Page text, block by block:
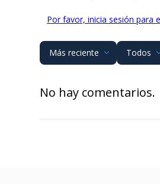
Por favor, inicia sesión para
Más reciente Todos
No hay comentarios.